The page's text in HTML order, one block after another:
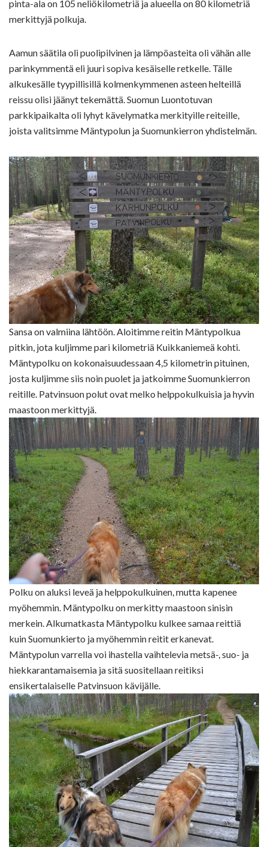
pinta-ala on 105 neliökilometriä ja alueella on 80 kilometriä
merkittyjä polkuja.
Aamun säätila oli puolipilvinen ja lämpöasteita oli vähän alle
parinkymmentä eli juuri sopiva kesäiselle retkelle. Tälle
alkukesälle tyypillisillä kolmenkymmenen asteen helteillä
reissu olisi jäänyt tekemättä. Suomun Luontotuvan
parkkipaikalta oli lyhyt kävelymatka merkityille reiteille,
joista valitsimme Mäntypolun ja Suomunkierron yhdistelmän.
Sansa on valmiina lähtöön. Aloitimme reitin Mäntypolkua
pitkin, jota kuljimme pari kilometriä Kuikkaniemeä kohti.
Mäntypolku on kokonaisuudessaan 4,5 kilometrin pituinen,
josta kuljimme siis noin puolet ja jatkoimme Suomunkierron
reitille. Patvinsuon polut ovat melko helppokulkuisia ja hyvin
maastoon merkittyjä.
Polku on aluksi leveä ja helppokulkuinen, mutta kapenee
myöhemmin. Mäntypolku on merkitty maastoon sinisin
merkein. Alkumatkasta Mäntypolku kulkee samaa reittiä
kuin Suomunkierto ja myöhemmin reitit erkanevat.
Mäntypolun varrella voi ihastella vaihtelevia metsä-, suo- ja
hiekkarantamaisemia ja sitä suositellaan reitiksi
ensikertalaiselle Patvinsuon kävijälle.